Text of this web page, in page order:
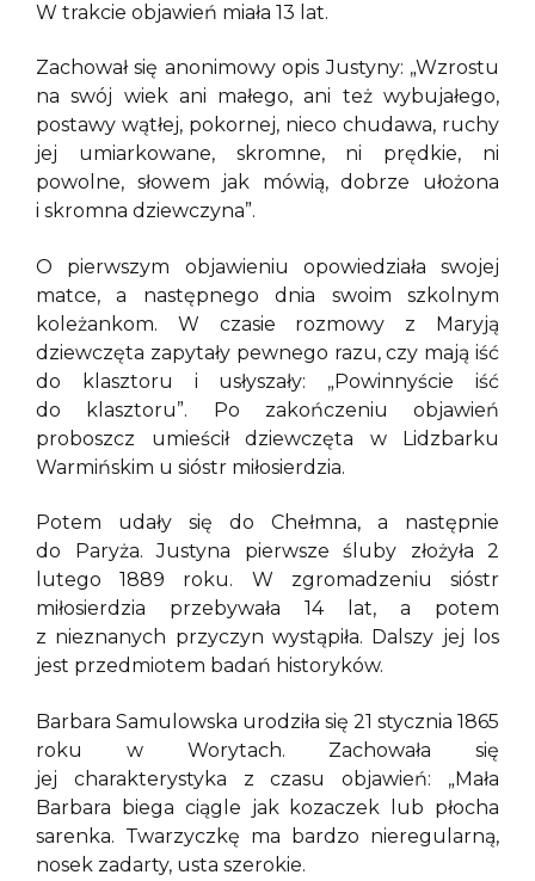
W trakcie objawień miała 13 lat.
Zachował się anonimowy opis Justyny: „Wzrostu
na swój wiek ani małego, ani też wybujałego,
postawy wątłej, pokornej, nieco chudawa, ruchy
jej umiarkowane, skromne, ni prędkie, ni
powolne, słowem jak mówią, dobrze ułożona
i skromna dziewczyna”.
O pierwszym objawieniu opowiedziała swojej
matce, a następnego dnia swoim szkolnym
koleżankom. W czasie rozmowy z Maryją
dziewczęta zapytały pewnego razu, czy mają iść
do klasztoru i usłyszały: „Powinnyście iść
do klasztoru”. Po zakończeniu objawień
proboszcz umieścił dziewczęta w Lidzbarku
Warmińskim u sióstr miłosierdzia.
Potem udały się do Chełmna, a następnie
do Paryża. Justyna pierwsze śluby złożyła 2
lutego 1889 roku. W zgromadzeniu sióstr
miłosierdzia przebywała 14 lat, a potem
z nieznanych przyczyn wystąpiła. Dalszy jej los
jest przedmiotem badań historyków.
Barbara Samulowska urodziła się 21 stycznia 1865
roku w Worytach. Zachowała się
jej charakterystyka z czasu objawień: „Mała
Barbara biega ciągle jak kozaczek lub płocha
sarenka. Twarzyczkę ma bardzo nieregularną,
nosek zadarty, usta szerokie.